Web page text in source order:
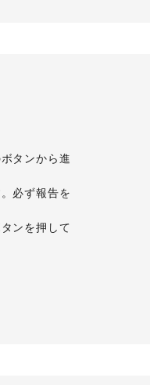
タンから進
必ず報告を
ンを押して